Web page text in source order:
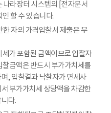
나라장터 시스템의 [전자문서
할 수 있습니다.
한 자의 가격입찰서 제출은 무
가 포함된 금액이므로 입찰자
찰금액은 반드시 부가가치세를
, 입찰결과 낙찰자가 면세사
부가가치세 상당액을 차감한
다.